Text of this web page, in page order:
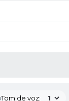
Tom de voz: